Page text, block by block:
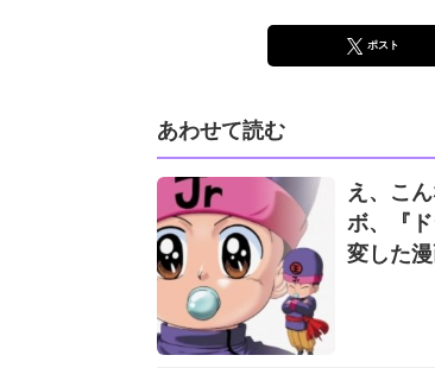
ポスト
あわせて読む
え、こ
ボ、『
変した漫